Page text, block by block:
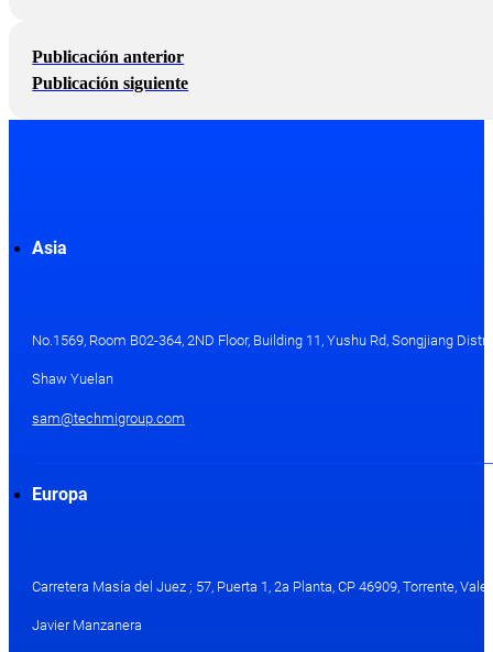
Publicación anterior
Publicación siguiente
Asia
No.1569, Room B02-364, 2ND Floor, Building 11, Yushu Rd, Songjiang
Shaw Yuelan
sam@techmigroup.com
Europa
Carretera Masía del Juez ; 57, Puerta 1, 2a Planta, CP 46909, Torrente,
Javier Manzanera